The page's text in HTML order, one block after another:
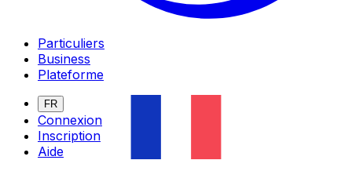
Particuliers
Business
Plateforme
FR
Connexion
Inscription
Aide